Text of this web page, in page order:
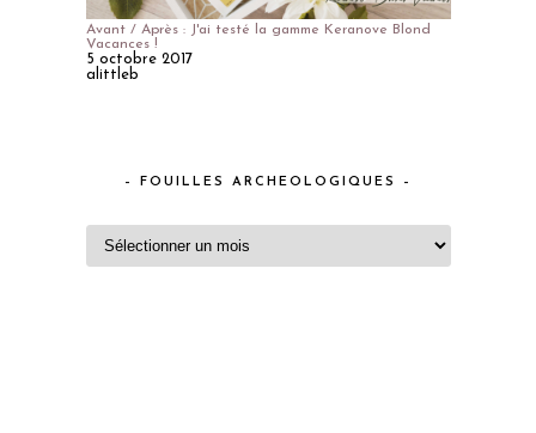
Avant / Après : J'ai testé la gamme Keranove Blond
Vacances !
5 octobre 2017
alittleb
– FOUILLES ARCHEOLOGIQUES –